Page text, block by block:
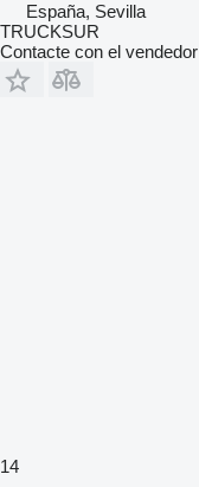
España, Sevilla
TRUCKSUR
Contacte con el vendedor
14